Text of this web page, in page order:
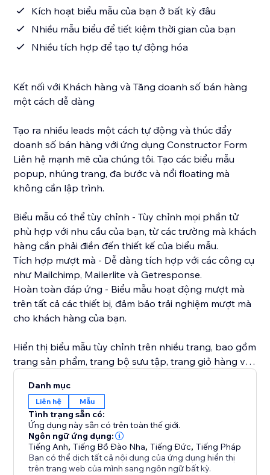
Kích hoạt biểu mẫu của bạn ở bất kỳ đâu
Nhiều mẫu biểu để tiết kiệm thời gian của bạn
Nhiều tích hợp để tạo tự động hóa
Kết nối với Khách hàng và Tăng doanh số bán hàng
một cách dễ dàng
Tạo ra nhiều leads một cách tự động và thúc đẩy
doanh số bán hàng với ứng dụng Constructor Form
Liên hệ mạnh mẽ của chúng tôi. Tạo các biểu mẫu
popup, nhúng trang, đa bước và nổi floating mà
không cần lập trình.
Biểu mẫu có thể tùy chỉnh - Tùy chỉnh mọi phần tử
phù hợp với nhu cầu của bạn, từ các trường mà khách
hàng cần phải điền đến thiết kế của biểu mẫu.
Tích hợp mượt mà - Dễ dàng tích hợp với các công cụ
như Mailchimp, Mailerlite và Getresponse.
Hoàn toàn đáp ứng - Biểu mẫu hoạt động mượt mà
trên tất cả các thiết bị, đảm bảo trải nghiệm mượt mà
cho khách hàng của bạn.
Hiển thị biểu mẫu tùy chỉnh trên nhiều trang, bao gồm
trang sản phẩm, trang bộ sưu tập, trang giỏ hàng và
và cải thiện sự tương tác với khách hàng. Dễ dàng tạo
biểu mẫu, thu thập dữ liệu cần thiết và cung cấp dịch
vụ hỗ trợ khách hàng hàng đầu.
Danh mục
Liên hệ Mẫu
Tình trạng sẵn có:
Ứng dụng này sẵn có trên toàn thế giới.
Ngôn ngữ ứng dụng:
Tiếng Anh,Tiếng Bồ Đào Nha,Tiếng Đức,Tiếng Pháp
Bạn có thể dịch tất cả nội dung của ứng dụng hiển thị
trên trang web của mình sang ngôn ngữ bất kỳ.